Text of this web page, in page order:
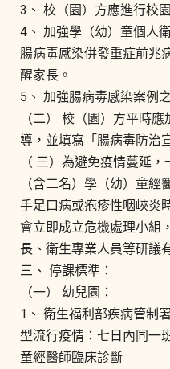
3、 校（園）方應進行校
4、 加強學（幼）童個人
腸病毒感染併發重症前兆
醒家長。
5、 加強腸病毒感染案例
（二） 校（園）方平時
導，並填寫「腸病毒防治
（ 三）為避免疫情蔓延
（含二名）學（幼）童經
手足口病或疱疹性咽峽炎
會立即成立危機處理小組
長、衛生專業人員等研議
三、 停課標準：
（一） 幼兒園：
1、 衛生福利部疾病管制
型流行疫情：七日內同一
童經醫師臨床診斷